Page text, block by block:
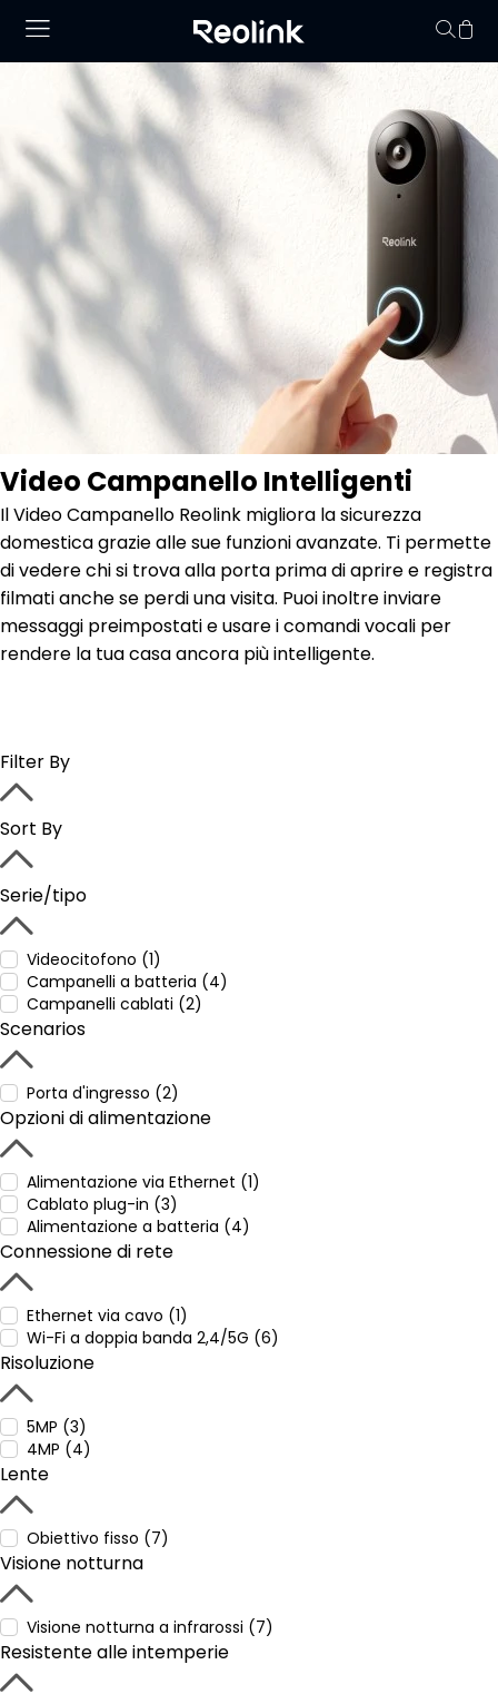
Il carrello non
Video Campanello Intelligenti
Il Video Campanello Reolink migliora la sicurezza
domestica grazie alle sue funzioni avanzate. Ti permette
di vedere chi si trova alla porta prima di aprire e registra
filmati anche se perdi una visita. Puoi inoltre inviare
messaggi preimpostati e usare i comandi vocali per
rendere la tua casa ancora più intelligente.
Filter By
Sort By
Serie/tipo
Videocitofono (1)
Campanelli a batteria (4)
Campanelli cablati (2)
Scenarios
Porta d'ingresso (2)
Opzioni di alimentazione
Alimentazione via Ethernet (1)
Cablato plug-in (3)
Alimentazione a batteria (4)
Connessione di rete
Ethernet via cavo (1)
Wi-Fi a doppia banda 2,4/5G (6)
Risoluzione
5MP (3)
4MP (4)
Lente
Obiettivo fisso (7)
Visione notturna
Visione notturna a infrarossi (7)
Resistente alle intemperie